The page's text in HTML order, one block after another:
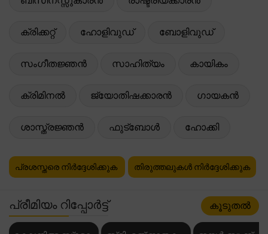
ക്രിക്കറ്റ് ഹോളിവുഡ് ബോളിവുഡ്
സംഗീതജ്ഞൻ സാഹിത്യം കായികം
ക്രിമിനൽ ജ്യോതിഷക്കാരൻ ഗായകൻ
ശാസ്ത്രജ്ഞൻ ഫുട്ബോൾ ഹോക്കി
പ്രശസ്തരെ നിർദ്ദേശിക്കുക തിരുത്തലുകൾ നിർദ്ദേശിക്കുക
പ്രീമിയം റിപ്പോർട്ട് കൂടുതൽ